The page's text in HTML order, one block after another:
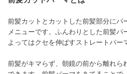
前髪カットとカットした前髪部分にパ
メニューです。ふんわりとした前髪パ
よってはクセを伸ばすストレートパー
前髪がキマらず、朝鏡の前から離れら